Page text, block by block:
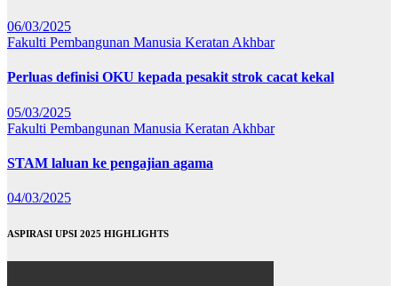
06/03/2025
Fakulti Pembangunan Manusia Keratan Akhbar
Perluas definisi OKU kepada pesakit strok cacat kekal
05/03/2025
Fakulti Pembangunan Manusia Keratan Akhbar
STAM laluan ke pengajian agama
04/03/2025
ASPIRASI UPSI 2025 HIGHLIGHTS